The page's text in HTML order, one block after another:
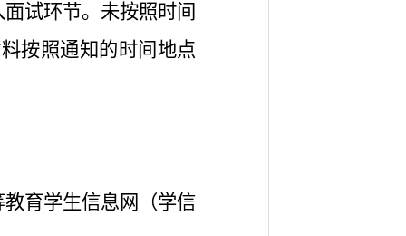
试环节。未按照时间
按照通知的时间地点
育学生信息网（学信